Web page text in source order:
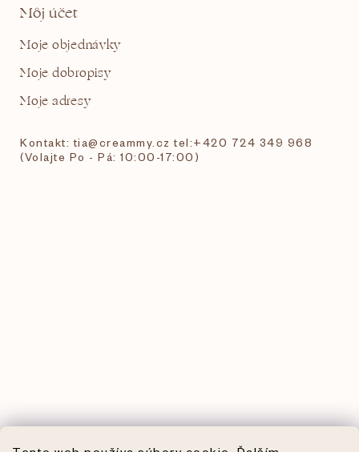
Môj účet
Moje objednávky
Moje dobropisy
Moje adresy
Kontakt: tia@creammy.cz tel:+420 724 349 968
(Volajte Po - Pá: 10:00-17:00)